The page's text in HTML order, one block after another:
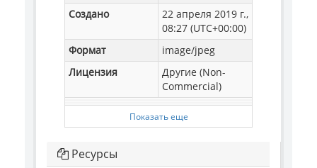
Создано
22 апреля 2019 г.,
08:27 (UTC+00:00)
Формат
image/jpeg
Лицензия
Другие (Non-
Commercial)
Показать еще
Ресурсы